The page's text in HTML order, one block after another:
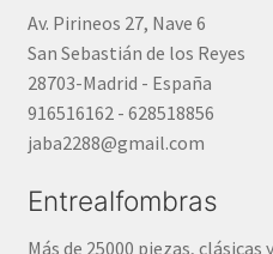
Av. Pirineos 27, Nave 6
San Sebastián de los Reyes
28703-Madrid - España
916516162 - 628518856
jaba2288@gmail.com
Entrealfombras
Más de 25000 piezas, clásicas